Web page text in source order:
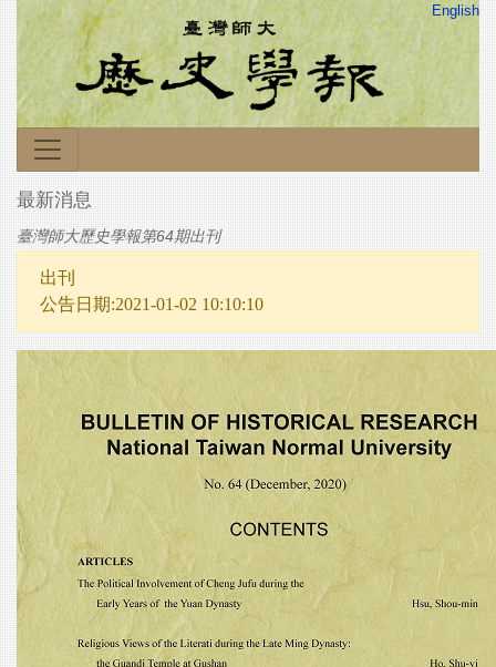
English
最新消息
臺灣師大歷史學報第64期出刊
出刊
公告日期:2021-01-02 10:10:10